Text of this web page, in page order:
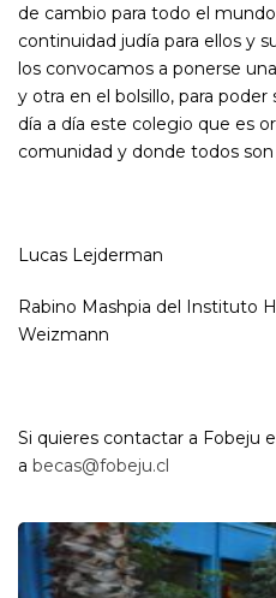
de cambio para todo el
continuidad judía para ellos y
los convocamos a ponerse
y otra en el bolsillo, para
día a día este colegio que es
comunidad y donde todos
Lucas Lejderman
Rabino Mashpia del Instituto
Weizmann
Si quieres contactar a Fobeju
a becas@fobeju.cl